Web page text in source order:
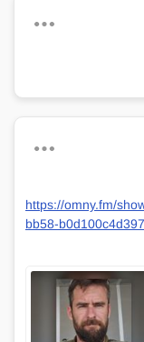
https://omny.fm/
bb58-b0d100c4d397